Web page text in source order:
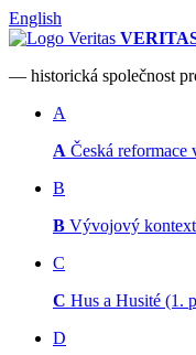
English
— historická společnost
A
A Česká reformace
B
B Vývojový kontext
C
C Hus a Husité (1.
D